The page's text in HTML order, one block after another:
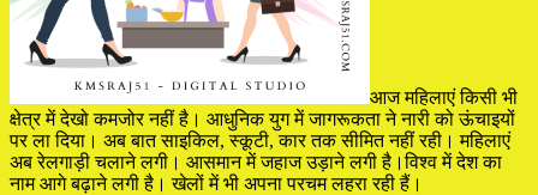
आज महिलाएं किसी भी
क्षेत्र में देखो कमजोर नहीं है। आधुनिक युग में जागरूकता ने नारी को ऊंचाइयों
पर ला दिया। अब बात साइकिल, स्कूटी, कार तक सीमित नहीं रही। महिलाएं
अब रेलगाड़ी चलाने लगी। आसमान में जहाज उड़ाने लगी है।विश्व में देश का
नाम आगे बढ़ाने लगी है। खेलों में भी अपना परचम लहरा रही हैं।